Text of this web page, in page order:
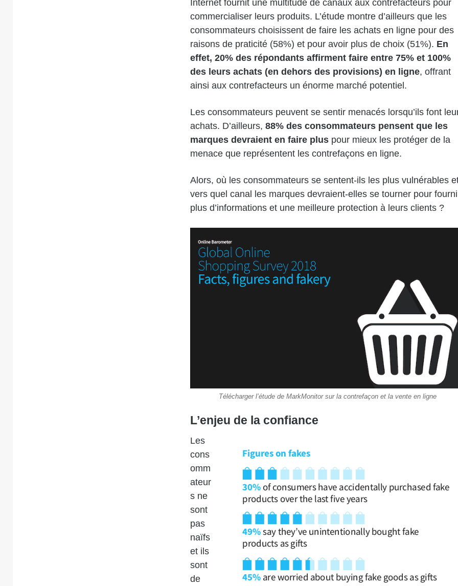
Internet fournit une multitude de canaux aux contrefacteurs pour
commercialiser leurs produits. L’étude montre d’ailleurs que les
consommateurs choisissent de faire les achats en ligne pour des
raisons de praticité (58%) et pour avoir plus de choix (51%). En
effet, 20% des répondants affirment faire entre 75% et 100%
des leurs achats (en dehors des provisions) en ligne, offrant
ainsi aux contrefacteurs un énorme marché potentiel.
Les consommateurs peuvent se sentir menacés lorsqu’ils font
achats. D’ailleurs, 88% des consommateurs pensent que les
marques devraient en faire pluspour mieux les protéger de la
menace que représentent les contrefaçons en ligne.
Alors, où les consommateurs se sentent-ils les plus vulnérables
vers quel canal les marques devraient-elles se tourner pour
plus d’informations et une meilleure protection à leurs clients ?
Télécharger l’étude de MarkMonitor sur la contrefaçon et la vente en ligne
L’enjeu de la confiance
Les
cons
omm
ateur
s ne
sont
pas
naïfs
et ils
sont
de